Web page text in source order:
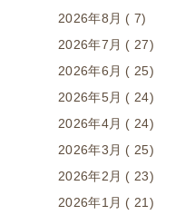
2026年8月 ( 7)
2026年7月 ( 27)
2026年6月 ( 25)
2026年5月 ( 24)
2026年4月 ( 24)
2026年3月 ( 25)
2026年2月 ( 23)
2026年1月 ( 21)